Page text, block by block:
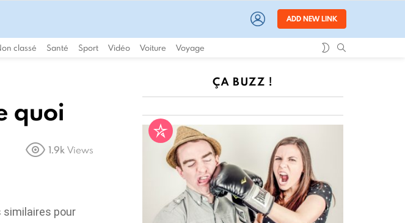
LOGIN ADD NEW LINK
classé Santé Sport Vidéo Voiture Voyage
SWITCH
quoi
1.9k Views
pour
ÇA BUZZ !